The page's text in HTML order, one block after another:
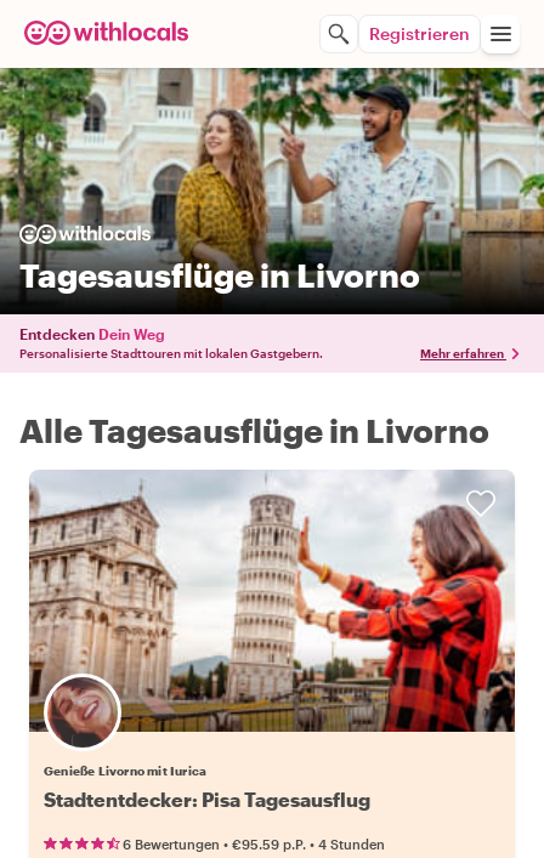
Registrieren
Tagesausflüge in Livorno
Entdecken Dein Weg
Personalisierte Stadttouren mit lokalen Gastgebern. Mehr erfahren
Alle Tagesausflüge in Livorno
Genieße Livorno mit Iurica
Stadtentdecker: Pisa Tagesausflug
6 Bewertungen • €95.59 p.P. • 4 Stunden